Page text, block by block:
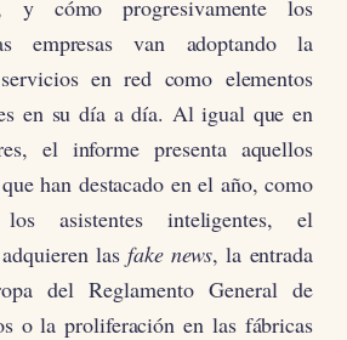
y cómo progresivamente los
empresas van adoptando la
en red como elementos
en su día a día. Al igual que en
el informe presenta aquellos
han destacado en el año, como
asistentes inteligentes, el
las fake news, la entrada
del Reglamento General de
o la proliferación en las fábricas